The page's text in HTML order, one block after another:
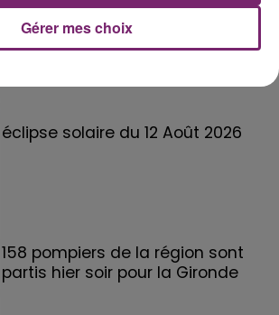
La Bulle - Guinguette éphémère
de Frelinghien !
éclipse solaire du 12 Août 2026
158 pompiers de la région sont
partis hier soir pour la Gironde
Gérer mes choix